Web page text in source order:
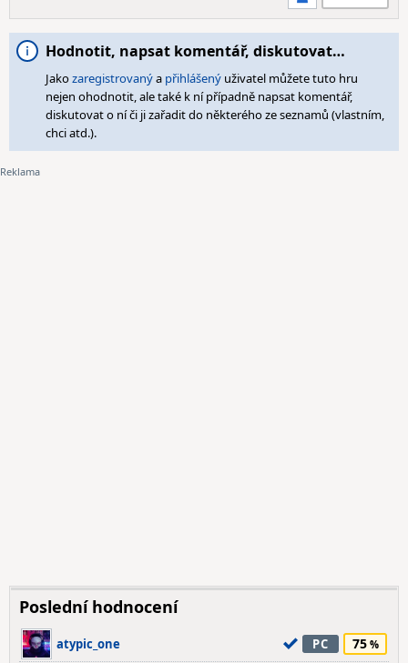
Hodnotit, napsat komentář, diskutovat…
Jakozaregistrovanýa přihlášený uživatel můžete tuto hru
nejen ohodnotit, ale také k ní případně napsat komentář,
diskutovat o ní či ji zařadit do některého ze seznamů (vlastním,
chci atd.).
Poslední hodnocení
atypic_one PC 75